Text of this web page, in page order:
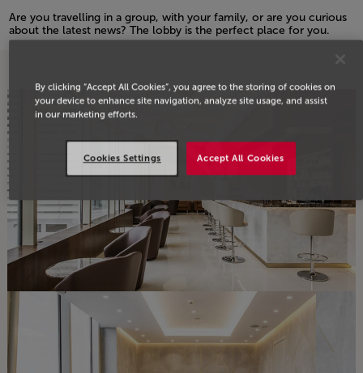
Open in a new window
Are you travelling in a group, with your family, or are you curious
about the latest news? The lobby is the perfect place for you.
By clicking “Accept All Cookies”, you agree to the storing of cookies on
your device to enhance site navigation, analyze site usage, and assist
in our marketing efforts.
Accept All Cookies
Cookies Settings